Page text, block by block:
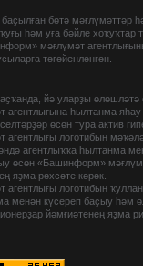
бөтә мәғлүмәттәр
һәм уға бәйле хоҡуҡтар
мәғлүмәт
тәғәйенләнгән.
йә уларҙы өлөшләтә
һылтанма яһау
өсөн тура актив
логотибын
агентлыҡҡа һылтанма
өсөн «Башинформ»
яҙма рөхсәте кәрәк.
логотибын
менән күсереп баҫыу һәм
йәмғиәтенең яҙма